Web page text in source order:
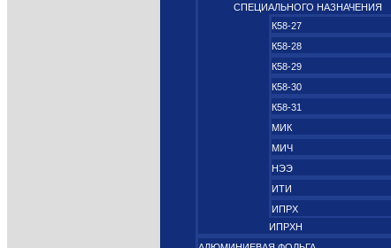
СПЕЦИАЛЬНОГО НАЗНАЧЕНИЯ
К58-27
К58-28
К58-29
К58-30
К58-31
МИК
МИЧ
НЭЭ
ИТИ
ИПРХ
ИПРХН